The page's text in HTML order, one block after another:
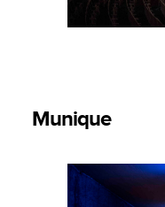
Munique